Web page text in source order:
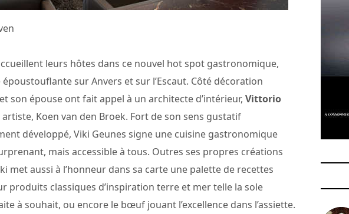
leurs hôtes dans ce nouvel hot spot gastronomique,
sur Anvers et sur l’Escaut. Côté décoration
son épouse ont fait appel à un architecte d’intérieur, Vittorio
artiste, Koen van den Broek. Fort de son sens gustatif
développé, Viki Geunes signe une cuisine gastronomique
mais accessible à tous. Outres ses propres créations
met aussi à l’honneur dans sa carte une palette de recettes
produits classiques d’inspiration terre et mer telle la sole
à souhait, ou encore le bœuf jouant l’excellence dans l’assiette.